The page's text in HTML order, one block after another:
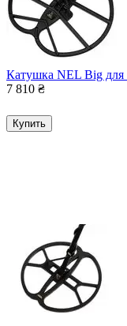
Катушка NEL Big
7 810 ₴
Купить